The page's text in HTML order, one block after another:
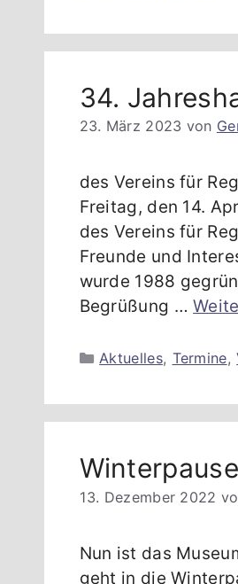
34.
23. März 2023 von
des Vereins für
Freitag, den 14.
des Vereins für
Freunde und
wurde 1988
Begrüßung …
Kategorien
Aktuelles, Termine,
13. Dezember 2022
Nun ist das
geht in die